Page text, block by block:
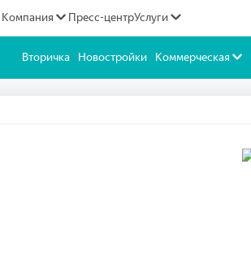
Компания Пресс-центрУслуги
Вторичка Новостройки Коммерческая